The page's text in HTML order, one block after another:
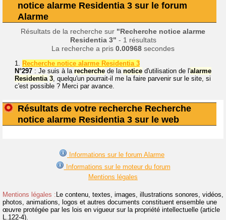
notice alarme Residentia 3 sur le forum
Alarme
Résultats de la recherche sur "Recherche notice alarme
Residentia 3" - 1 résultats
La recherche a pris 0.00968 secondes
1. Recherche notice alarme Residentia 3
N°297 : Je suis à la recherche de la notice d'utilisation de l'alarme
Residentia 3 , quelqu'un pourrait-il me la faire parvenir sur le site, si
c'est possible ? Merci par avance.
Résultats de votre recherche Recherche
notice alarme Residentia 3 sur le web
Informations sur le forum Alarme
Informations sur le moteur du forum
Mentions légales
Mentions légales :Le contenu, textes, images, illustrations sonores, vidéos,
photos, animations, logos et autres documents constituent ensemble une
œuvre protégée par les lois en vigueur sur la propriété intellectuelle (article
L.122-4).